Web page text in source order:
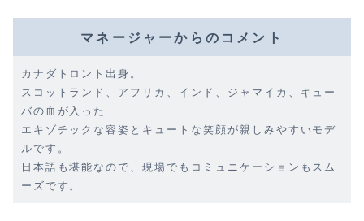
マネージャーからのコメント
カナダトロント出身。
スコットランド、アフリカ、インド、ジャマイカ、キュー
バの血が入った
エキゾチックな容姿とキュートな笑顔が親しみやすいモデ
ルです。
日本語も堪能なので、現場でもコミュニケーションもスム
ーズです。